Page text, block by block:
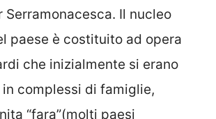
Serramonacesca. Il nucleo
paese è costituito ad opera
che inizialmente si erano
complessi di famiglie,
“fara”(molti paesi